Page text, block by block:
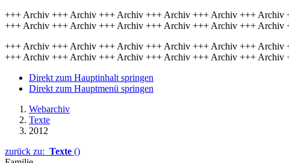
+++ Archiv +++ Archiv +++ Archiv +++ Archiv +++ Archiv +++
+++ Archiv +++ Archiv +++ Archiv +++ Archiv +++ Archiv +++ Archiv
+++ Archiv +++ Archiv +++ Archiv +++ Archiv +++ Archiv +++
+++ Archiv +++ Archiv +++ Archiv +++ Archiv +++ Archiv +++ Archiv
Direkt zum Hauptinhalt springen
Direkt zum Hauptmenü springen
Webarchiv
Texte
2012
zurück zu: Texte ()